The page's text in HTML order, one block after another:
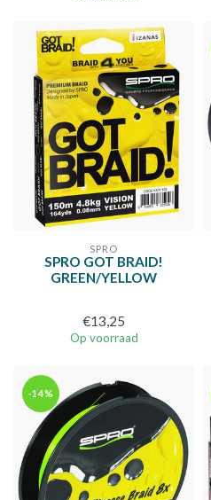
SPRO
SPRO GOT BRAID!
GREEN/YELLOW
€13,25
Op voorraad
-14%